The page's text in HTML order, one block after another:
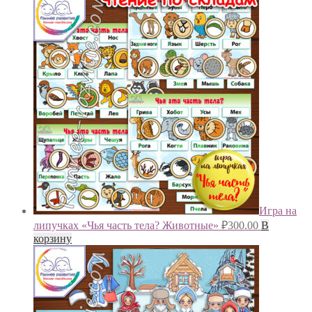
Игра на
липучках «Чья часть тела? Животные» ₽300.00 В
корзину